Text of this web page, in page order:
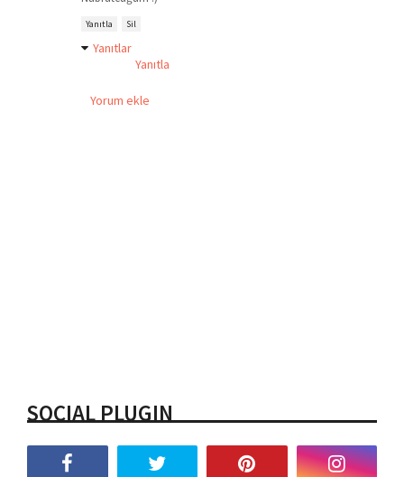
Yanıtla Sil
Yanıtlar
Yanıtla
Yorum ekle
SOCIAL PLUGIN